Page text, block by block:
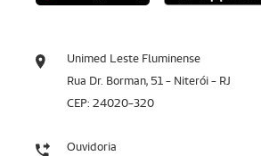
Unimed Leste Fluminense
Rua Dr. Borman, 51 - Niterói - RJ
CEP: 24020-320
Ouvidoria